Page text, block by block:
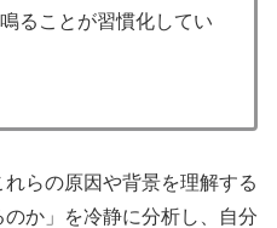
ることが習慣化してい
らの原因や背景を理解する
か」を冷静に分析し、自分